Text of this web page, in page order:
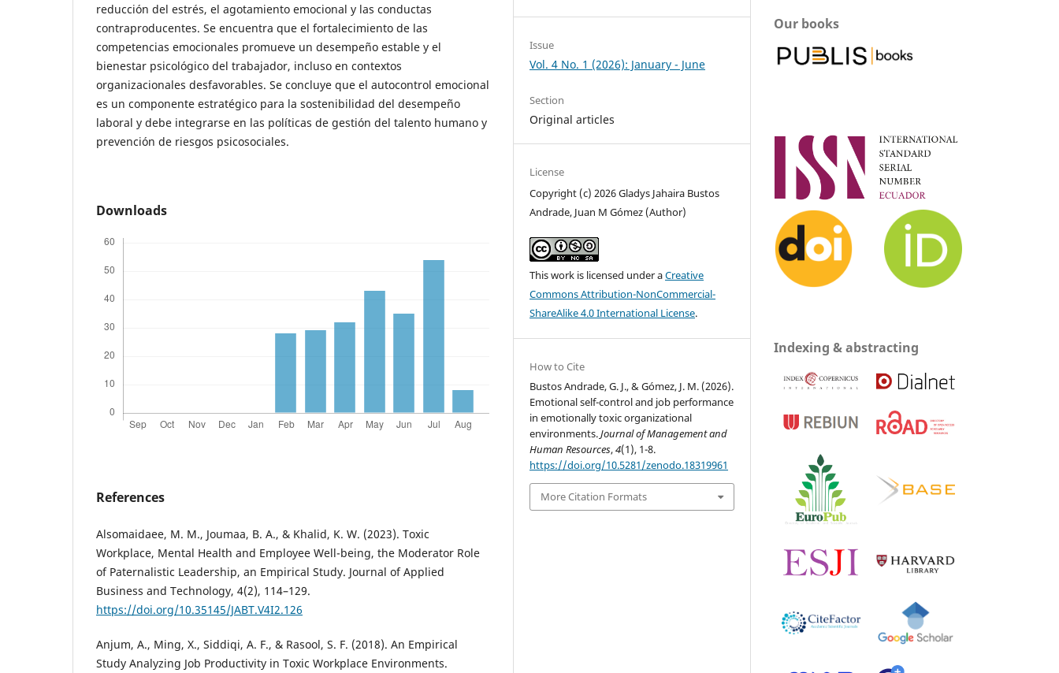
reducción del estrés, el agotamiento emocional y las conductas
contraproducentes. Se encuentra que el fortalecimiento de las
competencias emocionales promueve un desempeño estable y el
bienestar psicológico del trabajador, incluso en contextos
organizacionales desfavorables. Se concluye que el autocontrol emocional
es un componente estratégico para la sostenibilidad del desempeño
laboral y debe integrarse en las políticas de gestión del talento humano y
prevención de riesgos psicosociales.
Downloads
References
Alsomaidaee, M. M., Joumaa, B. A., & Khalid, K. W. (2023). Toxic
Workplace, Mental Health and Employee Well-being, the Moderator Role
of Paternalistic Leadership, an Empirical Study. Journal of Applied
Business and Technology, 4(2), 114–129.
https://doi.org/10.35145/JABT.V4I2.126
Anjum, A., Ming, X., Siddiqi, A. F., & Rasool, S. F. (2018). An Empirical
Study Analyzing Job Productivity in Toxic Workplace Environments.
Issue
Vol. 4 No. 1 (2026): January - June
Section
Original articles
License
Copyright (c) 2026 Gladys Jahaira Bustos
Andrade, Juan M Gómez (Author)
This work is licensed under aCreative
Commons Attribution-NonCommercial-
ShareAlike 4.0 International License.
How to Cite
Bustos Andrade, G. J., & Gómez, J. M. (2026).
Emotional self-control and job performance
in emotionally toxic organizational
environments.Journal of Management and
Human Resources,4(1), 1-8.
https://doi.org/10.5281/zenodo.18319961
More Citation Formats
Our books
Indexing & abstracting